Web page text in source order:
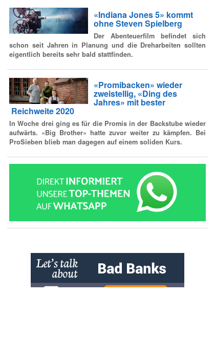
«Indiana Jones 5» kommt
ohne Steven Spielberg
Der Abenteuerfilm befindet sich
schon seit Jahren in Planung und die Dreharbeiten sollten
eigentlich bereits sehr bald stattfinden.
«Promibacken» wieder
zweistellig, «Ding des
Jahres» mit bester
Reichweite 2020
In Woche drei ging es für die Promis in der Backstube wieder
aufwärts. «Big Brother» hatte zuvor weiter zu kämpfen. Bei
ProSieben blieb man dagegen auf einem soliden Kurs.